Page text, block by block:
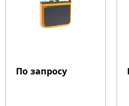
По запросу